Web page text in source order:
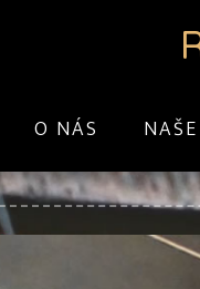
O NÁS